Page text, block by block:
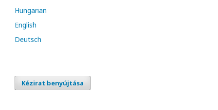
Hungarian
English
Deutsch
Kézirat benyújtása